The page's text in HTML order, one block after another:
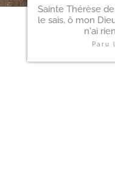
Sainte Thérèse
le sais, ô mon
n'ai
Paru